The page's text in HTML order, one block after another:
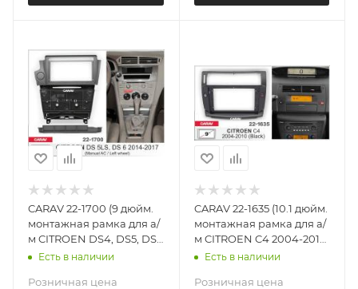
CARAV 22-1700 (9 дюйм.
монтажная рамка для а/
м CITROEN DS4, DS5, DS6
2015-2018 (кондиционер,
Есть в наличии
Розничная цена
CARAV 22-1635 (10.1 дюйм.
монтажная рамка для а/
м CITROEN C4 2004-2010
(черный)
Есть в наличии
Розничная цена